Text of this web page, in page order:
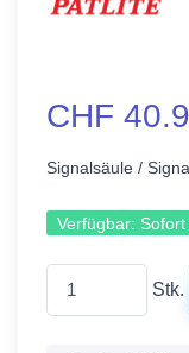
CHF
Signalsäule /
Verfügbar:
Stk.